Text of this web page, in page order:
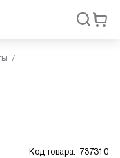
Код товара: 737310